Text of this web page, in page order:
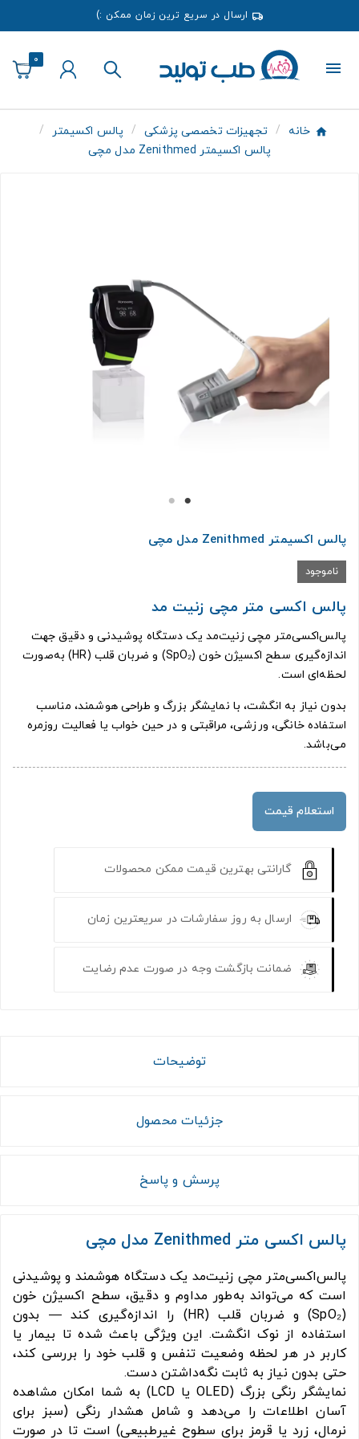
ارسال در سریع ترین زمان ممکن :)
0
خانه تجهیزات تخصصی پزشکی
پالس اکسیمتر
پالس اکسیمتر Zenithmed مدل مچی
پالس اکسیمتر Zenithmed مدل مچی
ناموجود
پالس اکسی متر مچی زنیت مد
پالس‌اکسی‌متر مچی زنیت‌مد یک دستگاه پوشیدنی و دقیق جهت
اندازه‌گیری سطح اکسیژن خون (SpO₂) و ضربان قلب (HR) به‌صورت
لحظه‌ای است.
بدون نیاز به انگشت، با نمایشگر بزرگ و طراحی هوشمند، مناسب
استفاده خانگی، ورزشی، مراقبتی و در حین خواب یا فعالیت روزمره
می‌باشد.
استعلام قیمت
گارانتی بهترین قیمت ممکن محصولات
ارسال به روز سفارشات در سریعترین زمان
ضمانت بازگشت وجه در صورت عدم رضایت
توضیحات
جزئیات محصول
پرسش و پاسخ
پالس اکسی متر Zenithmed مدل مچی
پالس‌اکسی‌متر مچی زنیت‌مد یک دستگاه هوشمند و پوشیدنی
است که می‌تواند به‌طور مداوم و دقیق، سطح اکسیژن خون
(SpO₂) و ضربان قلب (HR) را اندازه‌گیری کند — بدون
استفاده از نوک انگشت. این ویژگی باعث شده تا بیمار یا
کاربر در هر لحظه وضعیت تنفس و قلب خود را بررسی کند،
حتی بدون نیاز به ثابت نگه‌داشتن دست.
نمایشگر رنگی بزرگ (OLED یا LCD) به شما امکان مشاهده
آسان اطلاعات را می‌­دهد و شامل هشدار رنگی (سبز برای
نرمال، زرد یا قرمز برای سطوح غیرطبیعی) است تا در صورت